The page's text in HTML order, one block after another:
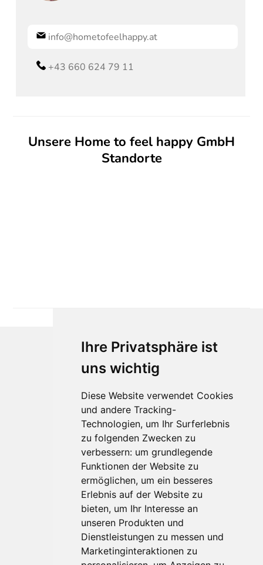
Ihre Privatsphäre ist
uns wichtig
Diese Website verwendet Cookies
und andere Tracking-
Technologien, um Ihr Surferlebnis
zu folgenden Zwecken zu
verbessern: um grundlegende
Funktionen der Website zu
ermöglichen, um ein besseres
Erlebnis auf der Website zu
bieten, um Ihr Interesse an
unseren Produkten und
Dienstleistungen zu messen und
Marketinginteraktionen zu
info@hometofeelhappy.at
+43 660 624 79 11
Unsere Home to feel happy GmbH
Standorte
Für Makler:innen
Über Uns
Vorteile
Kontakt
Software Partner
Teilnahme
FAQ